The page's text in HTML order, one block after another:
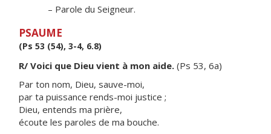
– Parole du Seigneur.
PSAUME
(Ps 53 (54), 3-4, 6.8)
R/ Voici que Dieu vient à mon aide. (Ps 53, 6a)
Par ton nom, Dieu, sauve-moi,
par ta puissance rends-moi justice ;
Dieu, entends ma prière,
écoute les paroles de ma bouche.